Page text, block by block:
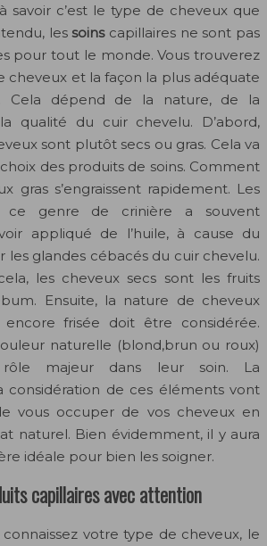
savoir c’est le type de cheveux que
lessoinscapillaires ne sont pas
pour tout le monde. Vous trouverez
cheveux et la façon la plus adéquate
Cela dépend de la nature, de la
qualité du cuir chevelu. D’abord,
sont plutôt secs ou gras. Cela va
des produits de soins. Comment
gras s’engraissent rapidement. Les
ce genre de crinière a souvent
appliqué de l’huile, à cause du
les glandes cébacés du cuir chevelu.
les cheveux secs sont les fruits
Ensuite, la nature de cheveux
encore frisée doit être considérée.
naturelle (blond,brun ou roux)
majeur dans leur soin. La
considération de ces éléments vont
vous occuper de vos cheveux en
naturel. Bien évidemment, il y aura
idéale pour bien les soigner.
capillaires avec attention
votre type de cheveux, le